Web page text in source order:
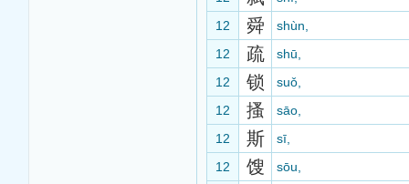
12
舜
shùn,
12
疏
shū,
12
锁
suǒ,
12
搔
sāo,
12
斯
sī,
12
馊
sōu,